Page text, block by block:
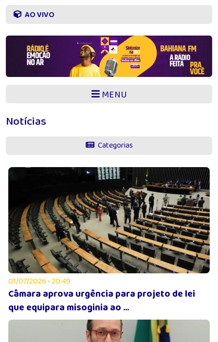
AO VIVO
MENU
Notícias
Categorias
01/07/2026 • 20:49
Câmara aprova urgência para projeto de lei
que equipara misoginia ao ...